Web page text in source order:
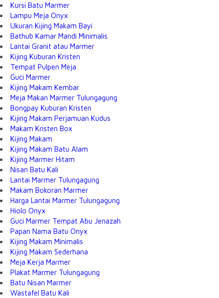
Kursi Batu Marmer
Lampu Meja Onyx
Ukuran Kijing Makam Bayi
Bathub Kamar Mandi Minimalis
Lantai Granit atau Marmer
Kijing Kuburan Kristen
Tempat Pulpen Meja
Guci Marmer
Kijing Makam Kembar
Meja Makan Marmer Tulungagung
Bongpay Kuburan Kristen
Kijing Makam Perjamuan Kudus
Makam Kristen Box
Kijing Makam
Kijing Makam Batu Alam
Kijing Marmer Hitam
Nisan Batu Kali
Lantai Marmer Tulungagung
Makam Bokoran Marmer
Harga Lantai Marmer Tulungagung
Hiolo Onyx
Guci Marmer Tempat Abu Jenazah
Papan Nama Batu Onyx
Kijing Makam Minimalis
Kijing Makam Sederhana
Meja Kerja Marmer
Plakat Marmer Tulungagung
Batu Nisan Marmer
Wastafel Batu Kali